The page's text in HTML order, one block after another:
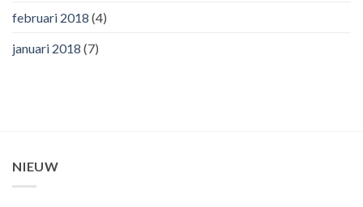
februari 2018 (4)
januari 2018 (7)
NIEUW